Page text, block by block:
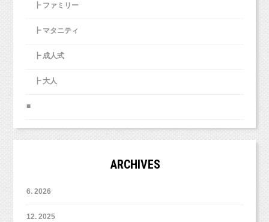
┣ ファミリー
┣ マタニティ
┣ 成人式
┣ 大人
■
ARCHIVES
6. 2026
12. 2025